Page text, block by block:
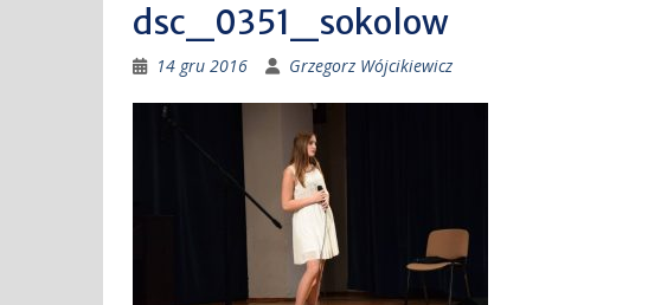
dsc_0351_sokolow
14 gru 2016 Grzegorz Wójcikiewicz